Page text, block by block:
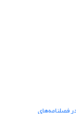
فصلنامه‌های